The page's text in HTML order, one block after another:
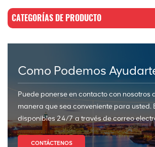
CATEGORÍAS DE PRODUCTO
Como Podemos
Puede ponerse en contacto con nosotros
manera que sea conveniente para usted.
disponibles 24/7 a través de correo
CONTÁCTENOS